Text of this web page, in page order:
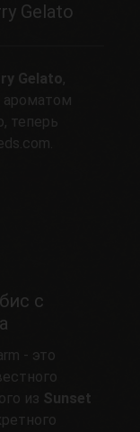
Gelato
Gelato,
ароматом
теперь
с
- это
из Sunset